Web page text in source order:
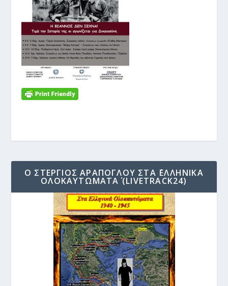
Ο ΣΤΈΡΓΙΟΣ ΑΡΆΠΟΓΛΟΥ ΣΤΑ ΄ΕΛΛΗΝΙΚΆ
ΟΛΟΚΑΥΤΏΜΑΤΑ΄ (LIVETRACK24)